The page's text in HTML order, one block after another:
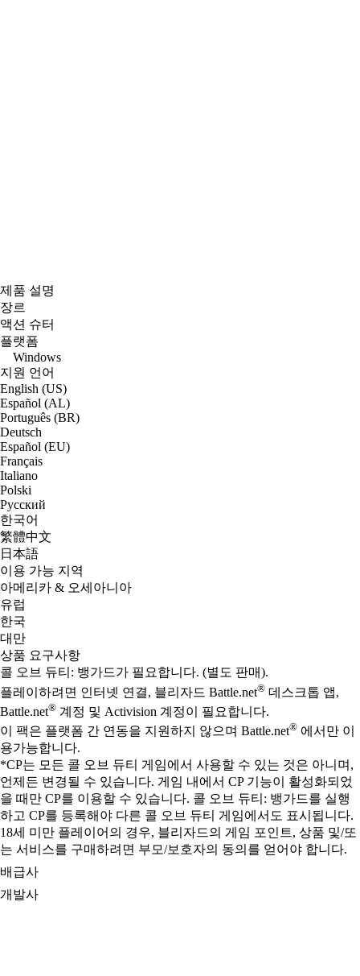
제품 설명
장르
액션 슈터
플랫폼
Windows
지원 언어
English (US)
Español (AL)
Português (BR)
Deutsch
Español (EU)
Français
Italiano
Polski
Русский
한국어
繁體中文
日本語
이용 가능 지역
아메리카 & 오세아니아
유럽
한국
대만
상품 요구사항
콜 오브 듀티: 뱅가드가 필요합니다. (별도 판매).
플레이하려면 인터넷 연결, 블리자드 Battle.net® 데스크톱 앱,
Battle.net® 계정 및 Activision 계정이 필요합니다.
이 팩은 플랫폼 간 연동을 지원하지 않으며 Battle.net® 에서만 이
용가능합니다.
*CP는 모든 콜 오브 듀티 게임에서 사용할 수 있는 것은 아니며,
언제든 변경될 수 있습니다. 게임 내에서 CP 기능이 활성화되었
을 때만 CP를 이용할 수 있습니다. 콜 오브 듀티: 뱅가드를 실행
하고 CP를 등록해야 다른 콜 오브 듀티 게임에서도 표시됩니다.
18세 미만 플레이어의 경우, 블리자드의 게임 포인트, 상품 및/또
는 서비스를 구매하려면 부모/보호자의 동의를 얻어야 합니다.
배급사
개발사